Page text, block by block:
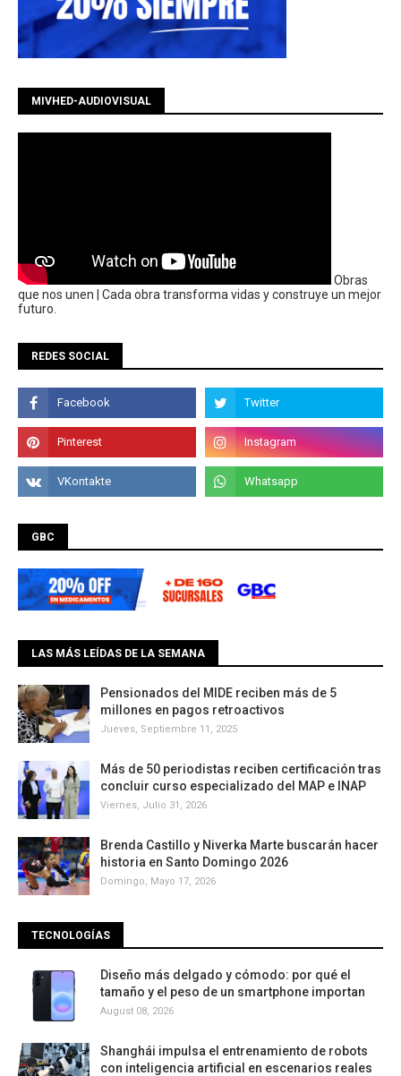
MIVHED-AUDIOVISUAL
Obras
que nos unen | Cada obra transforma vidas y construye un mejor
futuro.
REDES SOCIAL
GBC
LAS MÁS LEÍDAS DE LA SEMANA
Pensionados del MIDE reciben más de 5
millones en pagos retroactivos
Jueves, Septiembre 11, 2025
Más de 50 periodistas reciben certificación tras
concluir curso especializado del MAP e INAP
Viernes, Julio 31, 2026
Brenda Castillo y Niverka Marte buscarán hacer
historia en Santo Domingo 2026
Domingo, Mayo 17, 2026
TECNOLOGÍAS
Diseño más delgado y cómodo: por qué el
tamaño y el peso de un smartphone importan
August 08, 2026
Shanghái impulsa el entrenamiento de robots
con inteligencia artificial en escenarios reales